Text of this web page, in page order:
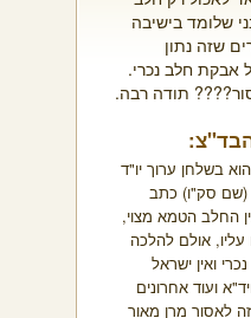
שלומד בישיבה
שזה נתון
אבקת חלב נכרי.
תודה רבה.
בשלחן ערוך יו"ד
(שם סק"ו) כתב
החלב הטמא מצוי,
אולם להלכה
ואין ישראל
ועוד אחרונים
לאסור מרן מאור